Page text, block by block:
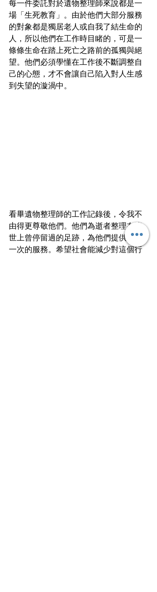
每一件委託對於遺物整理師來說都是一
場「生死教育」。由於他們大部分服務
的對象都是獨居老人或自我了結生命的
人，所以他們在工作時目睹的，可是一
條條生命在踏上死亡之路前的孤獨與絕
望。他們必須學懂在工作後不斷調整自
己的心態，才不會讓自己陷入對人生感
到失望的漩渦中。
看畢遺物整理師的工作記錄後，令我不
由得更尊敬他們。他們為逝者整理在這
世上曾停留過的足跡，為他們提供只有
一次的服務。希望社會能減少對這個行